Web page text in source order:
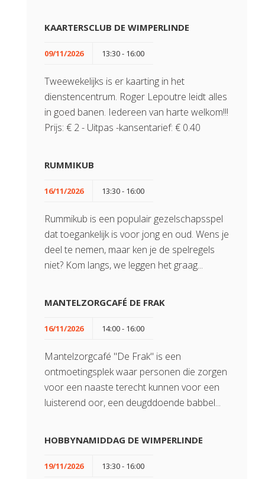
KAARTERSCLUB DE WIMPERLINDE
09/11/2026 13:30 - 16:00
Tweewekelijks is er kaarting in het
dienstencentrum. Roger Lepoutre leidt alles
in goed banen. Iedereen van harte welkom!!!
Prijs: € 2 - Uitpas -kansentarief: € 0.40
RUMMIKUB
16/11/2026 13:30 - 16:00
Rummikub is een populair gezelschapsspel
dat toegankelijk is voor jong en oud. Wens je
deel te nemen, maar ken je de spelregels
niet? Kom langs, we leggen het graag...
MANTELZORGCAFÉ DE FRAK
16/11/2026 14:00 - 16:00
Mantelzorgcafé "De Frak" is een
ontmoetingsplek waar personen die zorgen
voor een naaste terecht kunnen voor een
luisterend oor, een deugddoende babbel...
HOBBYNAMIDDAG DE WIMPERLINDE
19/11/2026 13:30 - 16:00